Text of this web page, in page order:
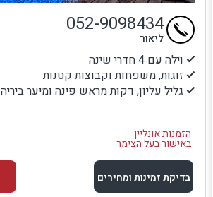
וילה עם 4 חדרי שינה
זוגות, משפחות וקבוצות קטנות
גליל עליון, דקות מראש פינה ומיער ביריה
הזמנות אונליין
באישור בעל הצימר
052-9098434
ליאור
בדיקת זמינות ומחירים